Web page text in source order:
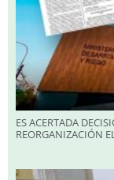
ES ACERTADA
REORGANIZACIÓN